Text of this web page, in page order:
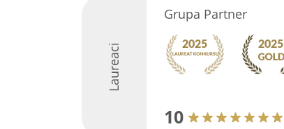
Laureaci
Grupa Partner
10